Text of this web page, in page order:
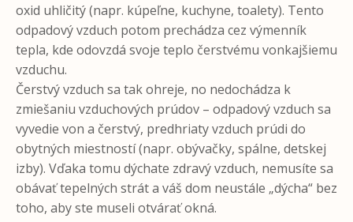
oxid uhličitý (napr. kúpeľne, kuchyne, toalety). Tento
odpadový vzduch potom prechádza cez výmenník
tepla, kde odovzdá svoje teplo čerstvému vonkajšiemu
vzduchu.
Čerstvý vzduch sa tak ohreje, no nedochádza k
zmiešaniu vzduchových prúdov – odpadový vzduch sa
vyvedie von a čerstvý, predhriaty vzduch prúdi do
obytných miestností (napr. obývačky, spálne, detskej
izby). Vďaka tomu dýchate zdravý vzduch, nemusíte sa
obávať tepelných strát a váš dom neustále „dýcha“ bez
toho, aby ste museli otvárať okná.